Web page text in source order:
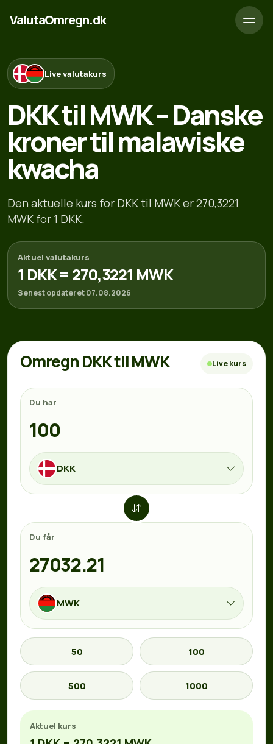
ValutaOmregn.dk
Live valutakurs
DKK til MWK – Danske
kroner til malawiske
kwacha
Den aktuelle kurs for DKK til MWK er 270,3221
MWK for 1 DKK.
Aktuel valutakurs
1 DKK = 270,3221 MWK
Senest opdateret 07.08.2026
Omregn DKK til MWK Live kurs
Du har
DKK
Du får
MWK
50 100
500 1000
Aktuel kurs